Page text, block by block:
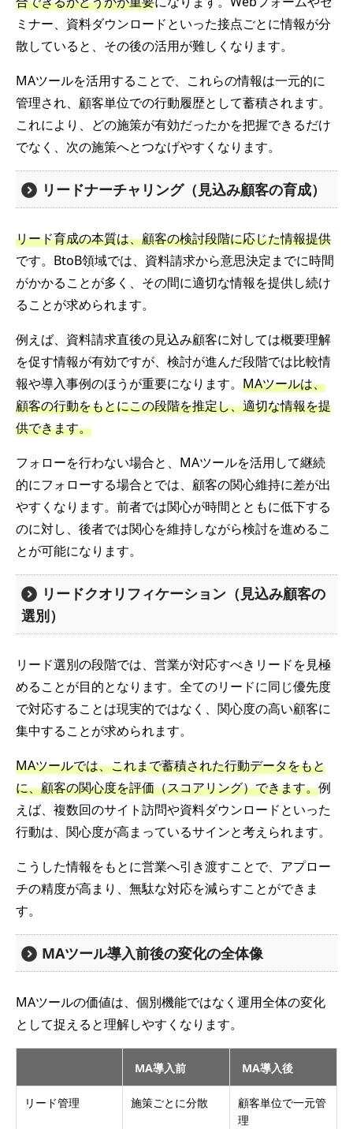
ミナー、資料ダウンロードといった接点ごとに情報が分
散していると、その後の活用が難しくなります。
MAツールを活用することで、これらの情報は一元的に
管理され、顧客単位での行動履歴として蓄積されます。
これにより、どの施策が有効だったかを把握できるだけ
でなく、次の施策へとつなげやすくなります。
リードナーチャリング（見込み顧客の育成）
リード育成の本質は、顧客の検討段階に応じた情報提供
です。BtoB領域では、資料請求から意思決定までに時間
がかかることが多く、その間に適切な情報を提供し続け
ることが求められます。
例えば、資料請求直後の見込み顧客に対しては概要理解
を促す情報が有効ですが、検討が進んだ段階では比較情
報や導入事例のほうが重要になります。 MAツールは、
顧客の行動をもとにこの段階を推定し、適切な情報を提
供できます。
フォローを行わない場合と、MAツールを活用して継続
的にフォローする場合とでは、顧客の関心維持に差が出
やすくなります。前者では関心が時間とともに低下する
のに対し、後者では関心を維持しながら検討を進めるこ
とが可能になります。
リードクオリフィケーション（見込み顧客の
選別）
リード選別の段階では、営業が対応すべきリードを見極
めることが目的となります。全てのリードに同じ優先度
で対応することは現実的ではなく、関心度の高い顧客に
集中することが求められます。
MAツールでは、これまで蓄積された行動データをもと
に、顧客の関心度を評価（スコアリング）できます。例
えば、複数回のサイト訪問や資料ダウンロードといった
行動は、関心度が高まっているサインと考えられます。
こうした情報をもとに営業へ引き渡すことで、アプロー
チの精度が高まり、無駄な対応を減らすことができま
す。
MAツール導入前後の変化の全体像
MAツールの価値は、個別機能ではなく運用全体の変化
として捉えると理解しやすくなります。
MA導入前 MA導入後
リード管理 施策ごとに分散
顧客単位で一元管
理